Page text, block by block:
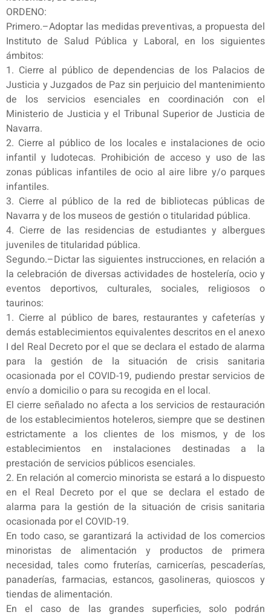
ORDENO:
Primero.–Adoptar las medidas preventivas, a propuesta del
Instituto de Salud Pública y Laboral, en los siguientes
ámbitos:
1. Cierre al público de dependencias de los Palacios de
Justicia y Juzgados de Paz sin perjuicio del mantenimiento
de los servicios esenciales en coordinación con el
Ministerio de Justicia y el Tribunal Superior de Justicia de
Navarra.
2. Cierre al público de los locales e instalaciones de ocio
infantil y ludotecas. Prohibición de acceso y uso de las
zonas públicas infantiles de ocio al aire libre y/o parques
infantiles.
3. Cierre al público de la red de bibliotecas públicas de
Navarra y de los museos de gestión o titularidad pública.
4. Cierre de las residencias de estudiantes y albergues
juveniles de titularidad pública.
Segundo.–Dictar las siguientes instrucciones, en relación a
la celebración de diversas actividades de hostelería, ocio y
eventos deportivos, culturales, sociales, religiosos o
taurinos:
1. Cierre al público de bares, restaurantes y cafeterías y
demás establecimientos equivalentes descritos en el anexo
I del Real Decreto por el que se declara el estado de alarma
para la gestión de la situación de crisis sanitaria
ocasionada por el COVID-19, pudiendo prestar servicios de
envío a domicilio o para su recogida en el local.
El cierre señalado no afecta a los servicios de restauración
de los establecimientos hoteleros, siempre que se destinen
estrictamente a los clientes de los mismos, y de los
establecimientos en instalaciones destinadas a la
prestación de servicios públicos esenciales.
2. En relación al comercio minorista se estará a lo dispuesto
en el Real Decreto por el que se declara el estado de
alarma para la gestión de la situación de crisis sanitaria
ocasionada por el COVID-19.
En todo caso, se garantizará la actividad de los comercios
minoristas de alimentación y productos de primera
necesidad, tales como fruterías, carnicerías, pescaderías,
panaderías, farmacias, estancos, gasolineras, quioscos y
tiendas de alimentación.
En el caso de las grandes superficies, solo podrán